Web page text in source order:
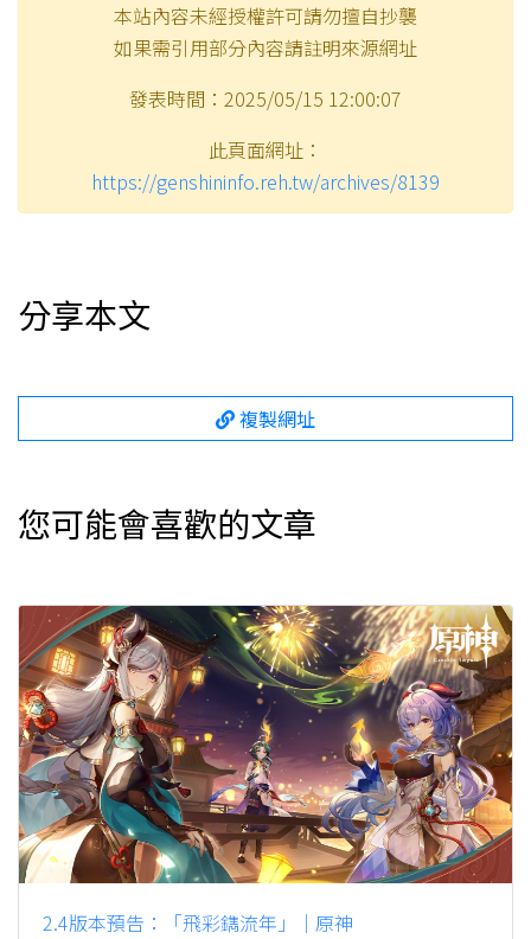
本站內容未經授權許可請勿擅自抄襲
如果需引用部分內容請註明來源網址
發表時間：2025/05/15 12:00:07
此頁面網址：
https://genshininfo.reh.tw/archives/8139
分享本文
複製網址
您可能會喜歡的文章
2.4版本預告：「飛彩鐫流年」｜原神